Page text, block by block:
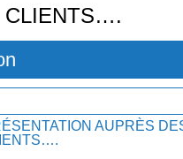
CLIENTS….
AUPRÈS